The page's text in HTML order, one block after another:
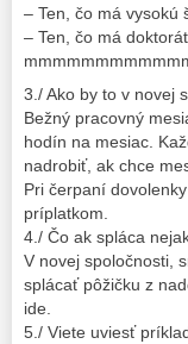
– Ten, čo má vysokú
– Ten, čo má
3./ Ako by to v novej
Bežný pracovný
hodín na mesiac.
nadrobiť, ak chce
Pri čerpaní
príplatkom.
4./ Čo ak spláca
V novej spoločnosti,
splácať pôžičku z
ide.
5./ Viete uviesť